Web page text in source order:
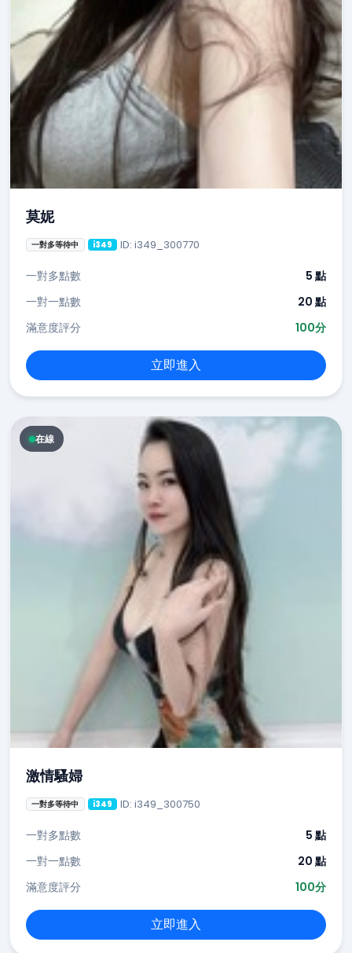
莫妮
一對多等待中 i349 ID: i349_300770
一對多點數
5 點
一對一點數
20 點
滿意度評分
100分
立即進入
在線
激情騷婦
一對多等待中 i349 ID: i349_300750
一對多點數
5 點
一對一點數
20 點
滿意度評分
100分
立即進入